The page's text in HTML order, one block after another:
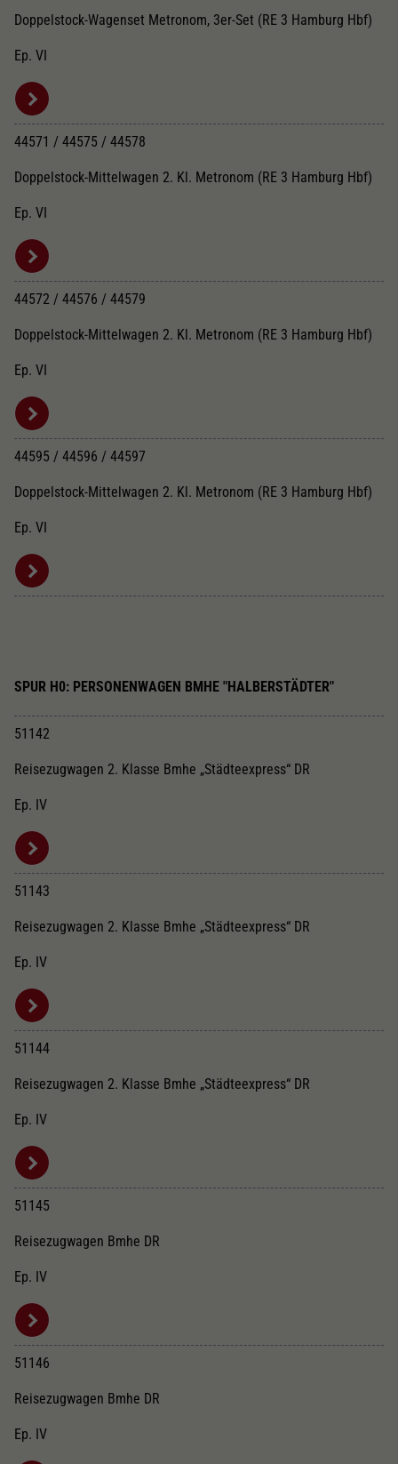
Doppelstock-Wagenset Metronom, 3er-Set (RE 3 Hamburg Hbf)
Ep. VI
44571 / 44575 / 44578
Doppelstock-Mittelwagen 2. Kl. Metronom (RE 3 Hamburg Hbf)
Ep. VI
44572 / 44576 / 44579
Doppelstock-Mittelwagen 2. Kl. Metronom (RE 3 Hamburg Hbf)
Ep. VI
44595 / 44596 / 44597
Doppelstock-Mittelwagen 2. Kl. Metronom (RE 3 Hamburg Hbf)
Ep. VI
SPUR H0: PERSONENWAGEN BMHE "HALBERSTÄDTER"
51142
Reisezugwagen 2. Klasse Bmhe „Städteexpress“ DR
Ep. IV
51143
Reisezugwagen 2. Klasse Bmhe „Städteexpress“ DR
Ep. IV
51144
Reisezugwagen 2. Klasse Bmhe „Städteexpress“ DR
Ep. IV
51145
Reisezugwagen Bmhe DR
Ep. IV
51146
Reisezugwagen Bmhe DR
Ep. IV